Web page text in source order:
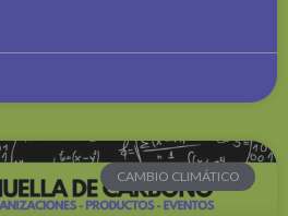
CAMBIO CLIMÁTICO